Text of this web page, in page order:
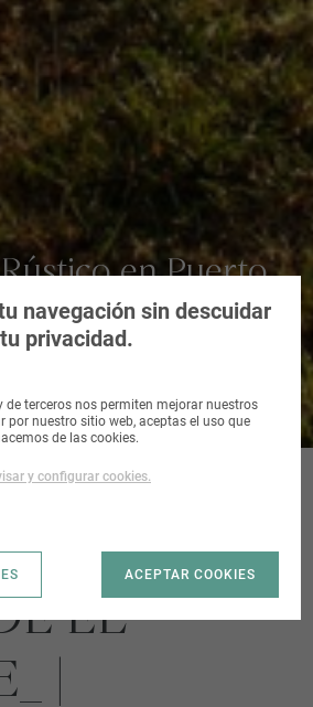
en Puerto
Palmas, Las
AL
EL
|
navegación sin descuidar
tu privacidad.
de terceros nos permiten mejorar nuestros
por nuestro sitio web, aceptas el uso que
de las cookies.
y configurar cookies.
ACEPTAR COOKIES